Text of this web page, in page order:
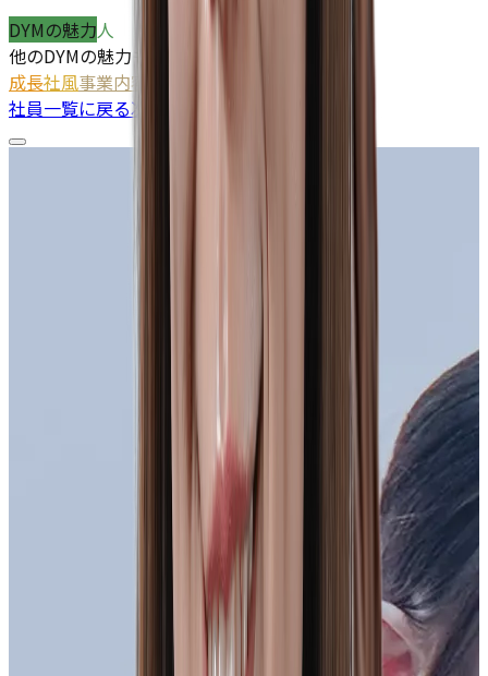
DYMの魅力人
他のDYMの魅力も読む
成長社風事業内容
社員一覧に戻る次の人へ